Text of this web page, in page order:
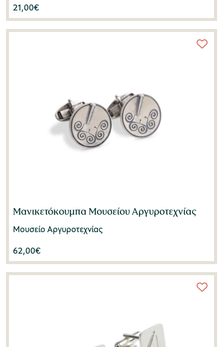
21,00€
Μανικετόκουμπα Μουσείου Αργυροτεχνίας
Μουσείο Αργυροτεχνίας
62,00€